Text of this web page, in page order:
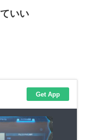
いい